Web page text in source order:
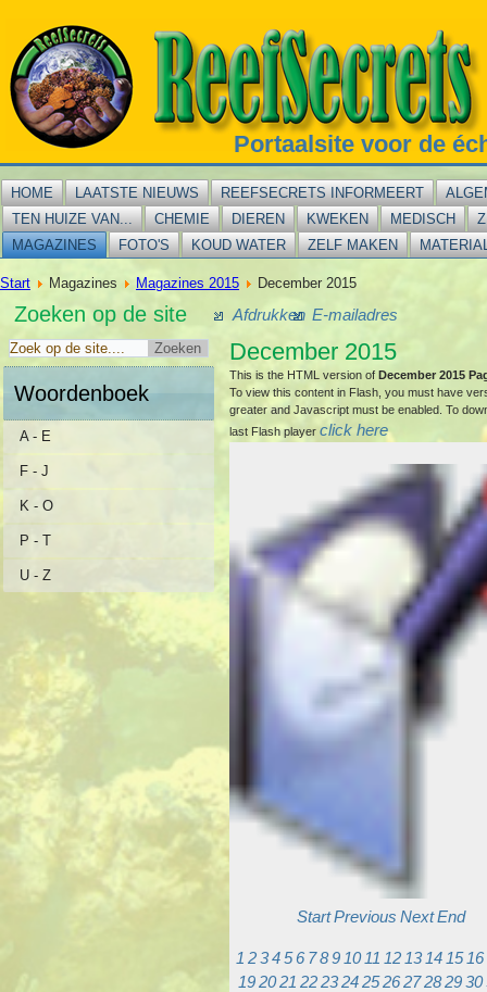
Portaalsite voor de
HOME LAATSTE NIEUWS REEFSECRETS INFORMEERT
TEN HUIZE VAN...
CHEMIE DIEREN KWEKEN MEDISCH
MAGAZINES
FOTO'S KOUD WATER ZELF MAKEN
Start Magazines Magazines 2015 December 2015
Zoeken op de site
Woordenboek
A - E
F - J
K - O
P - T
U - Z
Afdrukken E-mailadres
December 2015
This is the HTML version of December 2015
To view this content in Flash, you must have
greater and Javascript must be enabled. To
last Flash player click here
Start Previous Next End
1 2345 6 789 10 11 12 13 14 15 16
19 20 21 22 23 24 25 26 27 28 29 30